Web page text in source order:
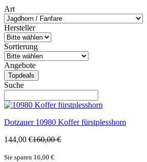
Art
Hersteller
Sortierung
Angebote
Topdeals
Suche
Dotzauer10980 Koffer fürstplesshorn
144,00 €160,00 €
Sie sparen 16,00 €